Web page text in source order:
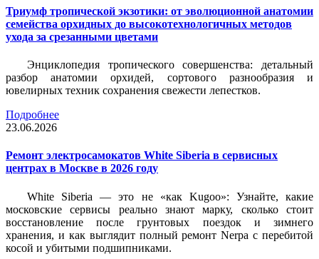
Триумф тропической экзотики: от эволюционной анатомии
семейства орхидных до высокотехнологичных методов
ухода за срезанными цветами
Энциклопедия тропического совершенства: детальный
разбор анатомии орхидей, сортового разнообразия и
ювелирных техник сохранения свежести лепестков.
Подробнее
23.06.2026
Ремонт электросамокатов White Siberia в сервисных
центрах в Москве в 2026 году
White Siberia — это не «как Kugoo»: Узнайте, какие
московские сервисы реально знают марку, сколько стоит
восстановление после грунтовых поездок и зимнего
хранения, и как выглядит полный ремонт Nerpa с перебитой
косой и убитыми подшипниками.